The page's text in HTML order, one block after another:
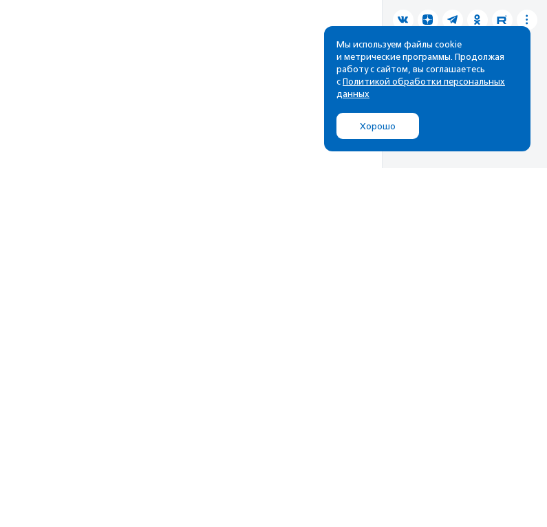
Мы используем файлы cookie
и метрические программы. Продолжая
работу с сайтом, вы соглашаетесь
с Политикой обработки персональных
данных
Хорошо